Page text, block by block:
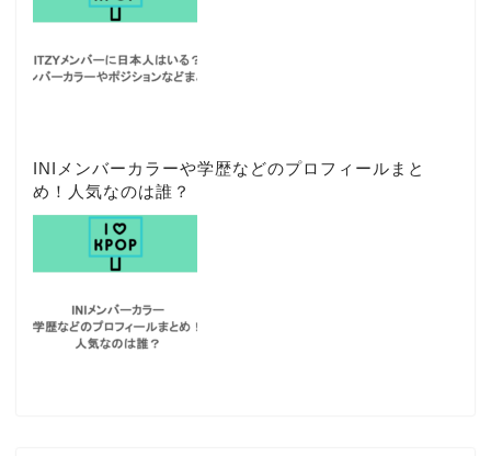
INIメンバーカラーや学歴などのプロフィールまと
め！人気なのは誰？